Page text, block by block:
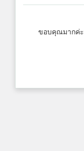
ขอบคุณมากค่ะ